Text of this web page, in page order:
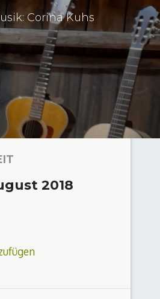
Corina Kuhs
2018